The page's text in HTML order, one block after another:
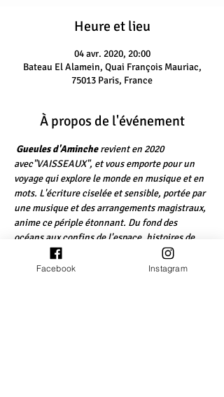
Heure et lieu
04 avr. 2020, 20:00
Bateau El Alamein, Quai François Mauriac,
75013 Paris, France
À propos de l'événement
Gueules d'Aminche revient en 2020
avec"VAISSEAUX", et vous emporte pour un
voyage qui explore le monde en musique et en
mots. L'écriture ciselée et sensible, portée par
une musique et des arrangements magistraux,
anime ce périple étonnant. Du fond des
océans aux confins de l'espace, histoires de
minuscules héros et de grands personnages.
Facebook Instagram